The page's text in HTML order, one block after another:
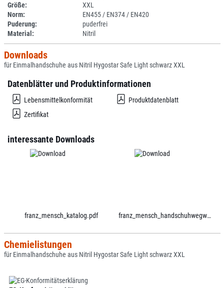
Größe:
XXL
Norm:
EN455 / EN374 / EN420
Puderung:
puderfrei
Material:
Nitril
Downloads
für Einmalhandschuhe aus Nitril Hygostar Safe Light schwarz XXL
Datenblätter und Produktinformationen
Lebensmittelkonformität
Produktdatenblatt
Zertifikat
interessante Downloads
franz_mensch_katalog.pdf franz_mensch_handschuhwegweiser.pdf
Chemielistungen
für Einmalhandschuhe aus Nitril Hygostar Safe Light schwarz XXL